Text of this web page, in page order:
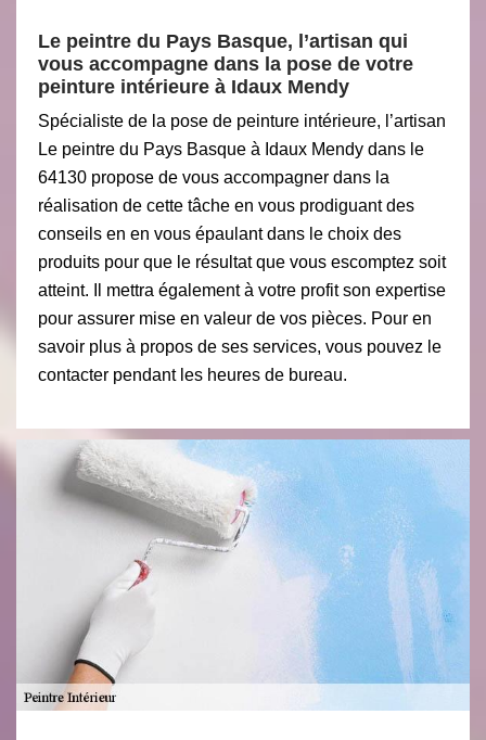
Le peintre du Pays Basque, l’artisan qui
vous accompagne dans la pose de votre
peinture intérieure à Idaux Mendy
Spécialiste de la pose de peinture intérieure, l’artisan
Le peintre du Pays Basque à Idaux Mendy dans le
64130 propose de vous accompagner dans la
réalisation de cette tâche en vous prodiguant des
conseils en en vous épaulant dans le choix des
produits pour que le résultat que vous escomptez soit
atteint. Il mettra également à votre profit son expertise
pour assurer mise en valeur de vos pièces. Pour en
savoir plus à propos de ses services, vous pouvez le
contacter pendant les heures de bureau.